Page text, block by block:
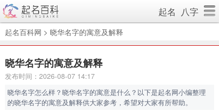
起名 八字
起名百科网 > 晓华名字的寓意及解释
晓华名字的寓意及解释
发布时间：2026-08-07 14:17
晓华名字怎么样？晓华名字的寓意是什么？以下是起名网小编整理
的晓华名字的寓意及解释供大家参考，希望对大家有所帮助。